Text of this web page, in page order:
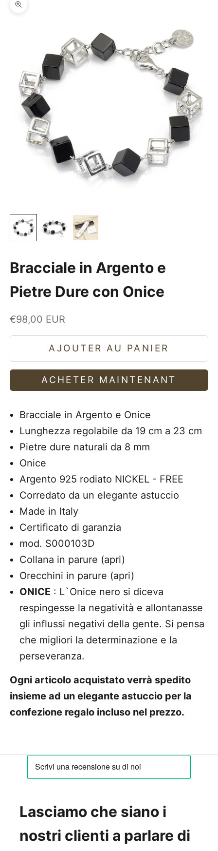
Zoomer sur l'image
Bracciale in Argento e
Pietre Dure con Onice
Prix de vente
€98,00 EUR
AJOUTER AU PANIER
ACHETER MAINTENANT
Bracciale in Argento e Onice
Lunghezza regolabile da 19 cm a 23 cm
Pietre dure naturali da 8 mm
Onice
Argento 925 rodiato NICKEL - FREE
Corredato da un elegante astuccio
Made in Italy
Certificato di garanzia
mod. S000103D
Collana in parure (apri)
Orecchini in parure (apri)
ONICE : L`Onice nero si diceva
respingesse la negatività e allontanasse
gli influssi negativi della gente. Si pensa
che migliori la determinazione e la
perseveranza.
Ogni articolo acquistato verrà spedito
insieme ad un elegante astuccio per la
confezione regalo incluso nel prezzo.
Lasciamo che siano i
nostri clienti a parlare di